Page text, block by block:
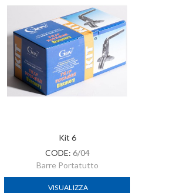
Kit 6
CODE: 6/04
Barre Portatutto
VISUALIZZA